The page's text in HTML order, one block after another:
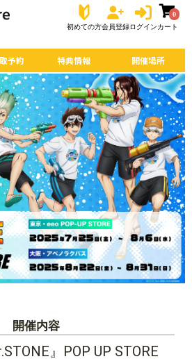
初めての方会員登録ログイン
0
カート
予約 特典情報 開催場所
開催内容
』 POP UP STORE